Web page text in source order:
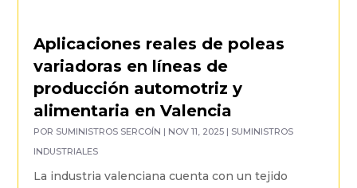
Aplicaciones reales de poleas
variadoras en líneas de
producción automotriz y
alimentaria en Valencia
POR SUMINISTROS SERCOÍN | NOV 11, 2025 | SUMINISTROS
INDUSTRIALES
La industria valenciana cuenta con un tejido